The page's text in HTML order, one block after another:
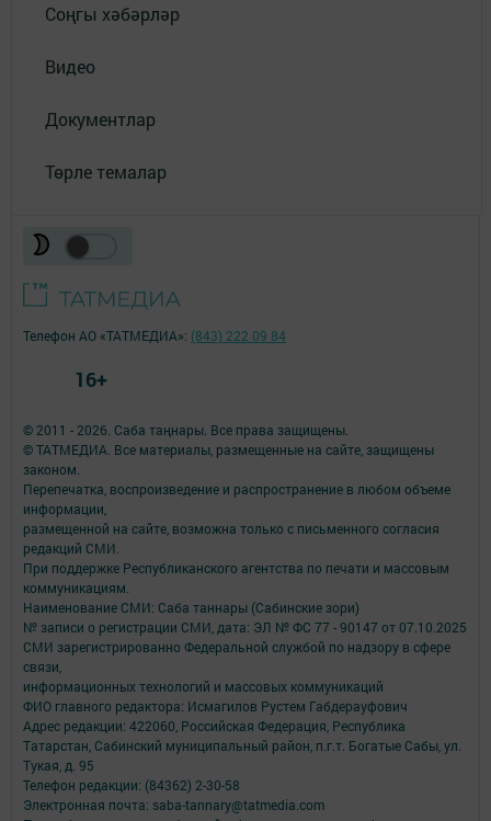
Соңгы хәбәрләр
Видео
Документлар
Төрле темалар
© 2011 - 2026. Саба таңнары. Все права защищены.
© ТАТМЕДИА. Все материалы, размещенные на сайте, защищены
законом.
Перепечатка, воспроизведение и распространение в любом объеме
информации,
размещенной на сайте, возможна только с письменного согласия
редакций СМИ.
При поддержке Республиканского агентства по печати и массовым
коммуникациям.
Наименование СМИ: Саба таннары (Сабинские зори)
№ записи о регистрации СМИ, дата: ЭЛ № ФС 77 - 90147 от 07.10.2025
СМИ зарегистрированно Федеральной службой по надзору в сфере
связи,
информационных технологий и массовых коммуникаций
ФИО главного редактора: Исмагилов Рустем Габдерауфович
Адрес редакции: 422060, Российская Федерация, Республика
Татарстан, Сабинский муниципальный район, п.г.т. Богатые Сабы, ул.
Тукая, д. 95
Телефон редакции: (84362) 2-30-58
Электронная почта: saba-tannary@tatmedia.com
Телефон АО «ТАТМЕДИА»: (843) 222 09 84
16+